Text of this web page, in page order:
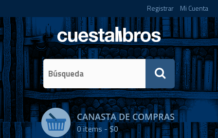
Registrar Mi Cuenta
CANASTA DE COMPRAS
0items -$0